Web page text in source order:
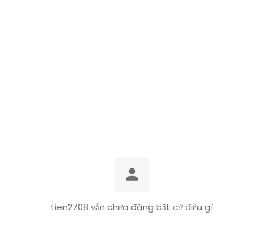
tien2708 vẫn chưa đăng bất cứ điều gì